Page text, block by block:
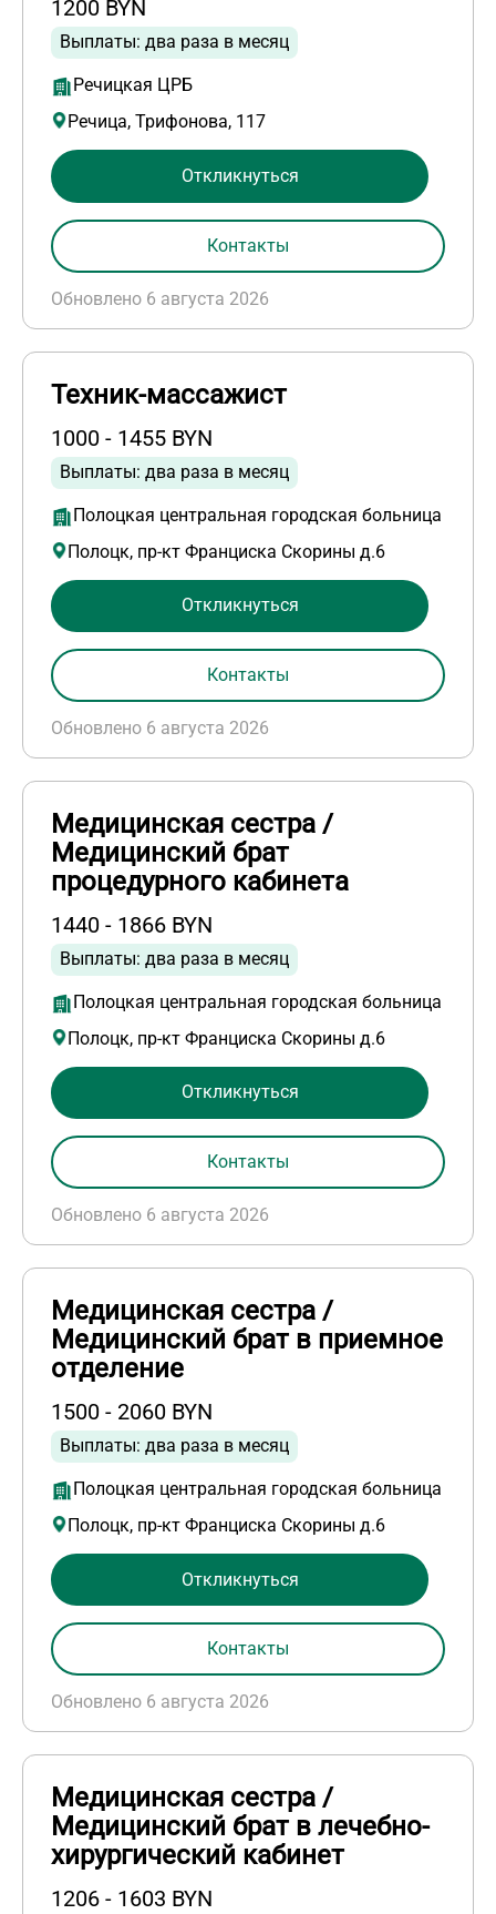
1200 BYN
Выплаты: два раза в месяц
Речицкая ЦРБ
Речица, Трифонова, 117
Обновлено 6 августа 2026
Откликнуться
Контакты
Техник-массажист
1000 - 1455 BYN
Выплаты: два раза в месяц
Полоцкая центральная городская больница
Полоцк, пр-кт Франциска Скорины д.6
Обновлено 6 августа 2026
Откликнуться
Контакты
Медицинская сестра /
Медицинский брат
процедурного кабинета
1440 - 1866 BYN
Выплаты: два раза в месяц
Полоцкая центральная городская больница
Полоцк, пр-кт Франциска Скорины д.6
Обновлено 6 августа 2026
Откликнуться
Контакты
Медицинская сестра /
Медицинский брат в приемное
отделение
1500 - 2060 BYN
Выплаты: два раза в месяц
Полоцкая центральная городская больница
Полоцк, пр-кт Франциска Скорины д.6
Обновлено 6 августа 2026
Откликнуться
Контакты
Медицинская сестра /
Медицинский брат в лечебно-
хирургический кабинет
1206 - 1603 BYN